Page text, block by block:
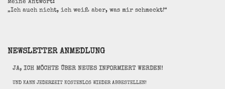
Meine Antwort:
„Ich auch nicht, ich weiß aber, was mir schmeckt!“
NEWSLETTER ANMEDLUNG
JA, ICH MÖCHTE ÜBER NEUES INFORMIERT WERDEN!
UND KANN JEDERZEIT KOSTENLOS WIEDER ABBESTELLEN!